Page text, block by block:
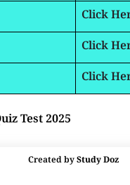
Click
Click
Click
Test 2025
Created byStudy Doz